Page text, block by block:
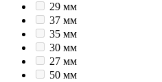
29 мм
37 мм
35 мм
30 мм
27 мм
50 мм